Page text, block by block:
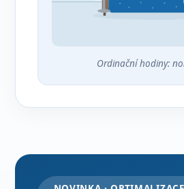
Ordinační hodiny: